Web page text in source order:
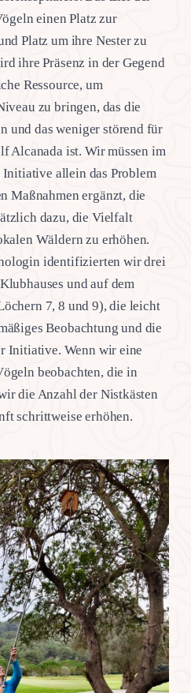
einen Platz zur
Platz um ihre Nester zu
ihre Präsenz in der Gegend
Ressource, um
zu bringen, das die
und das weniger störend für
Alcanada ist. Wir müssen im
Initiative allein das Problem
Maßnahmen ergänzt, die
dazu, die Vielfalt
Wäldern zu erhöhen.
identifizierten wir drei
und auf dem
7, 8 und 9), die leicht
Beobachtung und die
Initiative. Wenn wir eine
beobachten, die in
die Anzahl der Nistkästen
schrittweise erhöhen.